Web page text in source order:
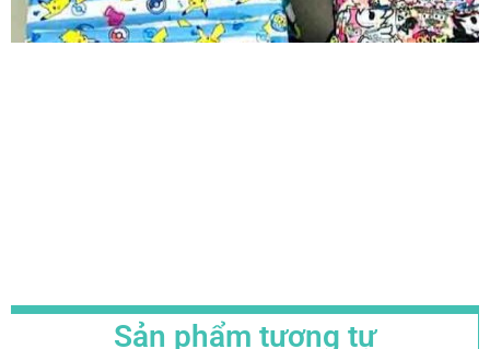
Sản phẩm tương tự